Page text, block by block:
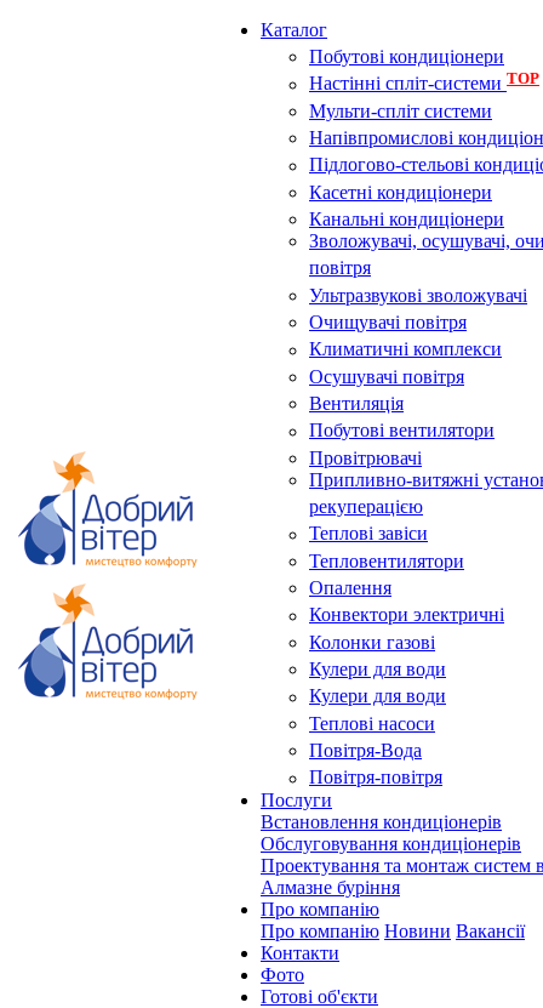
Каталог
Побутові кондиціонери
Настінні спліт-системи TOP
Мульти-спліт системи
Напівпромислові
Підлогово-стельові
Касетні кондиціонери
Канальні кондиціонери
Зволожувачі, осушувачі,
повітря
Ультразвукові зволожувачі
Очищувачі повітря
Климатичні комплекси
Осушувачі повітря
Вентиляція
Побутові вентилятори
Провітрювачі
Припливно-витяжні
рекуперацією
Теплові завіси
Тепловентилятори
Опалення
Конвектори электричні
Колонки газові
Кулери для води
Кулери для води
Теплові насоси
Повітря-Вода
Повітря-повітря
Послуги
Встановлення кондиціонерів
Обслуговування кондиціонерів
Проектування та монтаж систем
Алмазне буріння
Про компанію
Про компанію Новини Вакансії
Контакти
Фото
Готові об'єкти